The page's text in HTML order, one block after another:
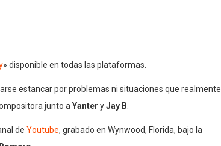
» disponible en todas las plataformas.
estancar por problemas ni situaciones que realmente
junto a Yanter yJay B
de Youtube, grabado en Wynwood, Florida, bajo la